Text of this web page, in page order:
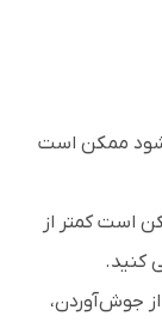
شود ممکن است
است کمتر از
کنید.
از جوش‌آوردن،